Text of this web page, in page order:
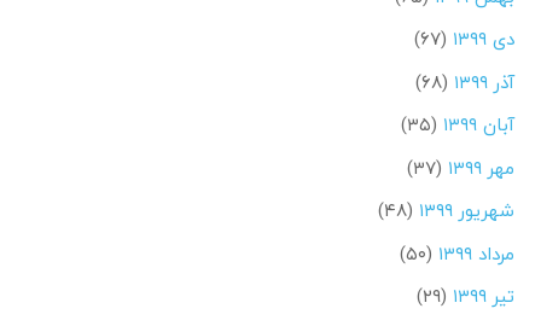
دی ۱۳۹۹
(۶۷)
آذر ۱۳۹۹
(۶۸)
آبان ۱۳۹۹
(۳۵)
مهر ۱۳۹۹
(۳۷)
شهریور ۱۳۹۹
(۴۸)
مرداد ۱۳۹۹
(۵۰)
تیر ۱۳۹۹
(۲۹)